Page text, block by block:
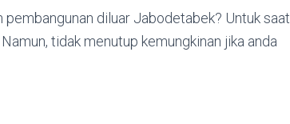
diluar Jabodetabek? Untuk saat
tidak menutup kemungkinan jika anda